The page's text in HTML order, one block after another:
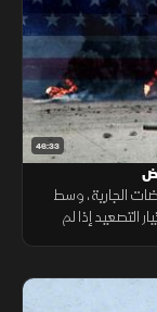
46:33
الجارية، وسط
التصعيد إذا لم